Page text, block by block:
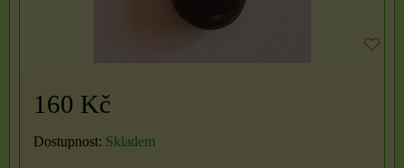
160 Kč
Dostupnost: Skladem